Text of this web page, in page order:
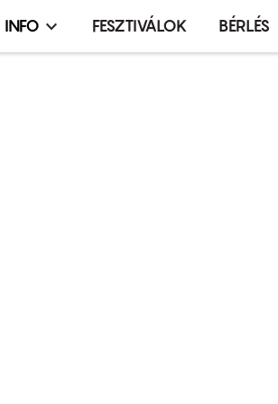
Infó,
INFO FESZTIVÁLOK BÉRLÉS